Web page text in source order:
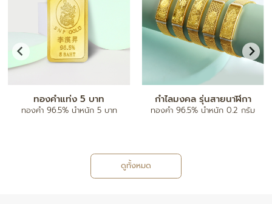
จี้ตัวอักษร A-Z
ทองคำ 96.5% น้ำหนัก ครึ่งสลึง/ 1
กำไลข้อมือ
ทองคำ 80% ฝังเพชรแท้
ดูทั้งหมด